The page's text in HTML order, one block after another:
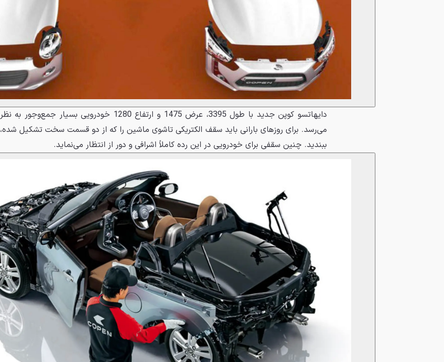
دایهاتسو کوپن جدید با طول 3395، عرض 1475 و ارتفاع 1280 خودرویی بسیار جمع‌وجور به نظر
می‌رسد. برای روزهای بارانی باید سقف الکتریکی تاشوی ماشین را که از دو قسمت سخت تشکیل شده،
ببندید. چنین سقفی برای خودرویی در این رده کاملاً اشرافی و دور از انتظار می‌نماید.